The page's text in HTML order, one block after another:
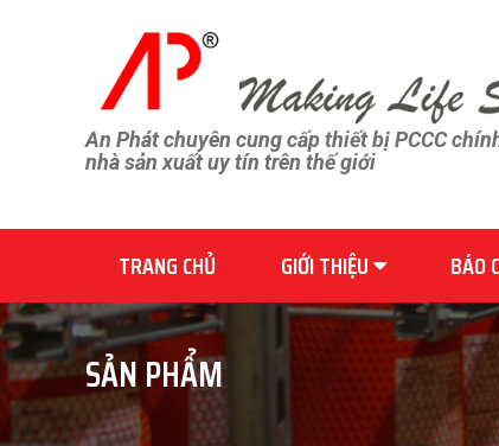
An Phát chuyên cung cấp thiết bị PCCC
nhà sản xuất uy tín trên thế giới
TRANG CHỦ GIỚI THIỆU BÁO
SẢN PHẨM